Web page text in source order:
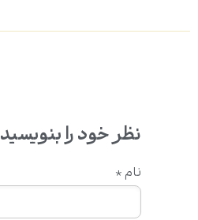
نظر خود را بنویسید
نام *